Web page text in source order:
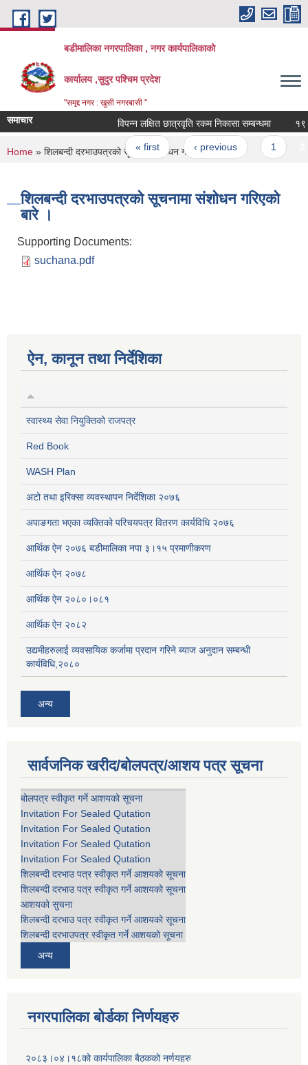
Skip to main content
बडीमालिका नगरपालिका , नगर कार्यपालिकाको
कार्यालय ,सुदुर पश्चिम प्रदेश
"समृद्द नगर : खुसी नगरबासी "
समाचार विपन्न लक्षित छात्रवृति रकम निकासा सम्बन्धमा १९ औ
Pages
« first ‹ previous
You are here
Home » शिलबन्दी दरभाउपत्रको सूचनामा संशोधन गरिएको बारे ।
शिलबन्दी दरभाउपत्रको सूचनामा संशोधन गरिएको
बारे ।
Supporting Documents:
suchana.pdf
ऐन, कानून तथा निर्देशिका
स्वास्थ्य सेवा नियुक्तिको राजपत्र
Red Book
WASH Plan
अटो तथा इरिक्सा व्यवस्थापन निर्देशिका २०७६
अपाङगता भएका व्यक्तिको परिचयपत्र वितरण कार्यविधि २०७६
आर्थिक ऐन २०७६ बडीमालिका नपा ३।१५ प्रमाणीकरण
आर्थिक ऐन २०७८
आर्थिक ऐन २०८०।०८१
आर्थिक ऐन २०८२
उद्यमीहरुलाई व्यवसायिक कर्जामा प्रदान गरिने ब्याज अनुदान सम्बन्धी
कार्यविधि,२०८०
अन्य
सार्वजनिक खरीद/बोलपत्र/आशय पत्र सूचना
बोलपत्र स्वीकृत गर्ने आशयको सूचना
Invitation For Sealed Qutation
Invitation For Sealed Qutation
Invitation For Sealed Qutation
Invitation For Sealed Qutation
शिलबन्दी दरभाउ पत्र स्वीकृत गर्ने आशयको सूचना
शिलबन्दी दरभाउ पत्र स्वीकृत गर्ने आशयको सूचना
आशयको सुचना
शिलबन्दी दरभाउ पत्र स्वीकृत गर्ने आशयको सूचना
शिलबन्दी दरभाउपत्र स्वीकृत गर्ने आशयको सूचना
अन्य
नगरपालिका बोर्डका निर्णयहरु
२०८३।०४।१८को कार्यपालिका बैठकको नर्णयहरु